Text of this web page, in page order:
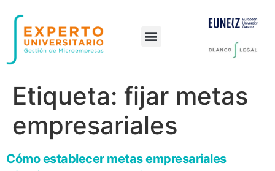
Etiqueta: fijar metas
empresariales
Cómo establecer metas empresariales